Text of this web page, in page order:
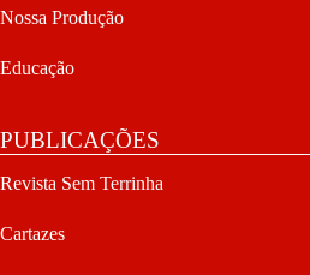
Nossa Produção
Educação
PUBLICAÇÕES
Revista Sem Terrinha
Cartazes